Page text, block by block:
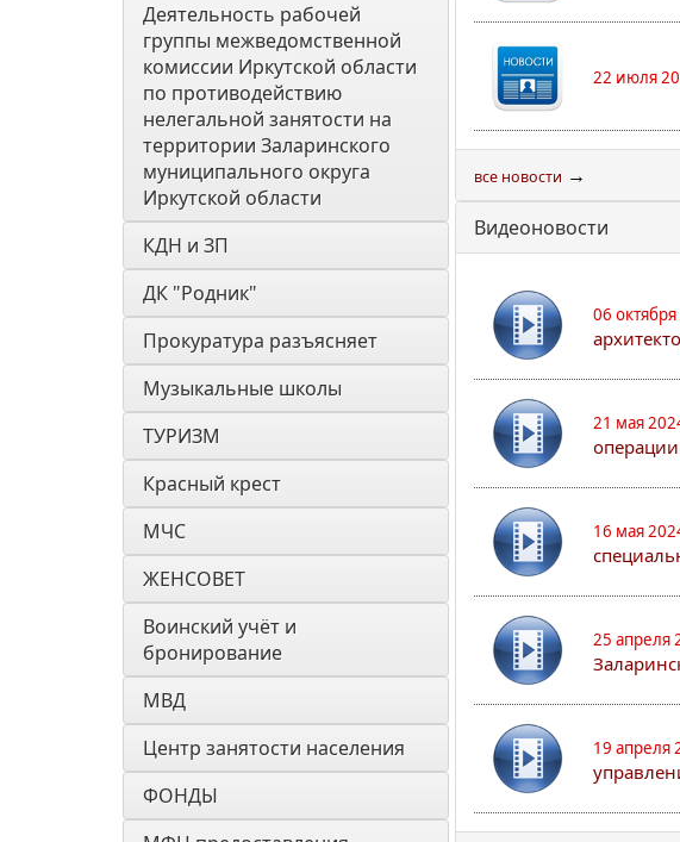
Деятельность рабочей
группы межведомственной
комиссии Иркутской области
по противодействию
нелегальной занятости на
территории Заларинского
муниципального округа
Иркутской области
КДН и ЗП
ДК "Родник"
Прокуратура разъясняет
Музыкальные школы
ТУРИЗМ
Красный крест
МЧС
ЖЕНСОВЕТ
Воинский учёт и
бронирование
МВД
Центр занятости населения
ФОНДЫ
22 июля
все новости →
Видеоновости
06
21 мая
16 мая
25 апреля
19 апреля